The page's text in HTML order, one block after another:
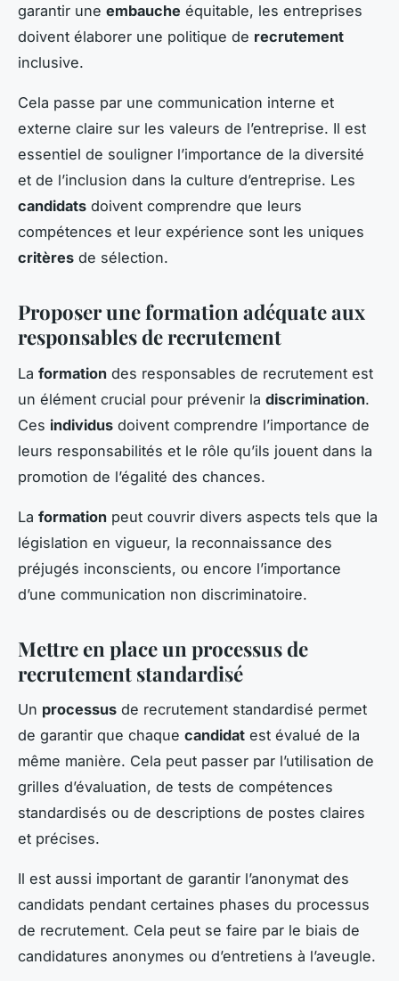
garantir une embauche équitable, les entreprises
doivent élaborer une politique de recrutement
inclusive.
Cela passe par une communication interne et
externe claire sur les valeurs de l’entreprise. Il est
essentiel de souligner l’importance de la diversité
et de l’inclusion dans la culture d’entreprise. Les
candidats doivent comprendre que leurs
compétences et leur expérience sont les uniques
critères de sélection.
Proposer une formation adéquate aux
responsables de recrutement
La formation des responsables de recrutement est
un élément crucial pour prévenir la discrimination.
Ces individus doivent comprendre l’importance de
leurs responsabilités et le rôle qu’ils jouent dans la
promotion de l’égalité des chances.
La formation peut couvrir divers aspects tels que la
législation en vigueur, la reconnaissance des
préjugés inconscients, ou encore l’importance
d’une communication non discriminatoire.
Mettre en place un processus de
recrutement standardisé
Un processus de recrutement standardisé permet
de garantir que chaque candidat est évalué de la
même manière. Cela peut passer par l’utilisation de
grilles d’évaluation, de tests de compétences
standardisés ou de descriptions de postes claires
et précises.
Il est aussi important de garantir l’anonymat des
candidats pendant certaines phases du processus
de recrutement. Cela peut se faire par le biais de
candidatures anonymes ou d’entretiens à l’aveugle.